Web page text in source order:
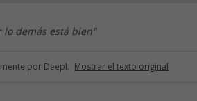
lo demás está bien"
por Deepl. Mostrar el texto original